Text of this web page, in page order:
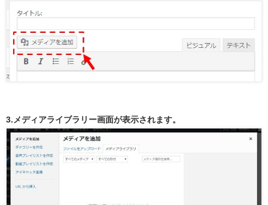
3.メディアライブラリー画面が表示されます。